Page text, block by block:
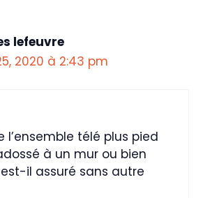
lefeuvre
2020 à 2:43 pm
l’ensemble télé plus pied
à un mur ou bien
est-il assuré sans autre